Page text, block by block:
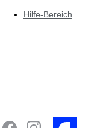
Hilfe-Bereich